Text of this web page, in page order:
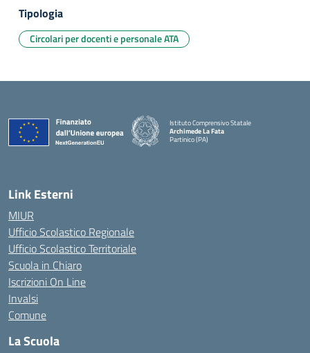
Tipologia
Circolari per docenti e personale ATA
Istituto Comprensivo Statale
Archimede La Fata
Partinico (PA)
Link Esterni
MIUR
Ufficio Scolastico Regionale
Ufficio Scolastico Territoriale
Scuola in Chiaro
Iscrizioni On Line
Invalsi
Comune
La Scuola